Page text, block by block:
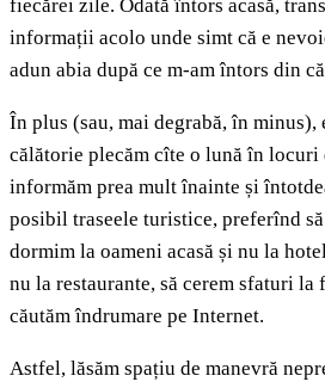
fiecărei zile. Odată întors acasă,
informații acolo unde simt că e
adun abia după ce m-am întors din
În plus (sau, mai degrabă, în minus),
călătorie plecăm cîte o lună în locuri
informăm prea mult înainte și
posibil traseele turistice, preferînd
dormim la oameni acasă și nu la
nu la restaurante, să cerem sfaturi la
căutăm îndrumare pe Internet.
Astfel, lăsăm spațiu de manevră